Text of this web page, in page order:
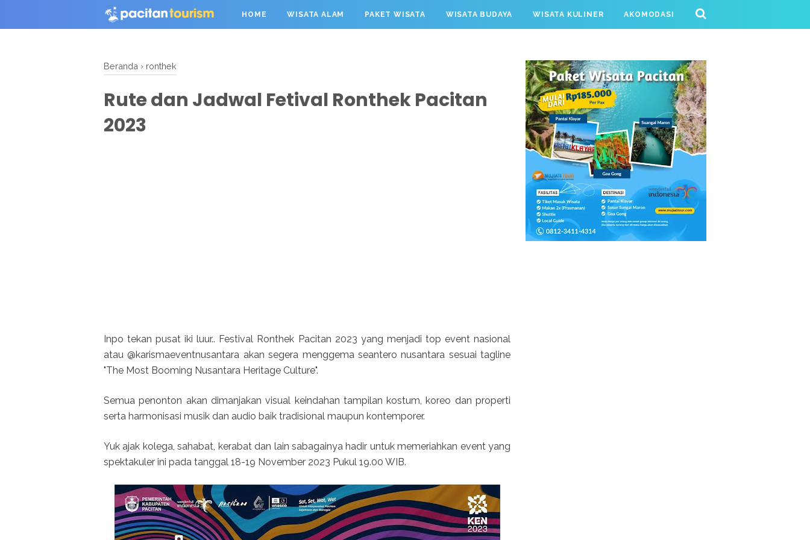
HOME WISATA ALAM PAKET WISATA WISATA BUDAYA WISATA KULINER AKOMODASI
Beranda › ronthek
Rute dan Jadwal Fetival Ronthek Pacitan
2023
Inpo tekan pusat iki luur.. Festival Ronthek Pacitan 2023 yang menjadi top event nasional
atau @karismaeventnusantara akan segera menggema seantero nusantara sesuai tagline
"The Most Booming Nusantara Heritage Culture".
Semua penonton akan dimanjakan visual keindahan tampilan kostum, koreo dan properti
serta harmonisasi musik dan audio baik tradisional maupun kontemporer.
Yuk ajak kolega, sahabat, kerabat dan lain sabagainya hadir untuk memeriahkan event yang
spektakuler ini pada tanggal 18-19 November 2023 Pukul 19.00 WIB.